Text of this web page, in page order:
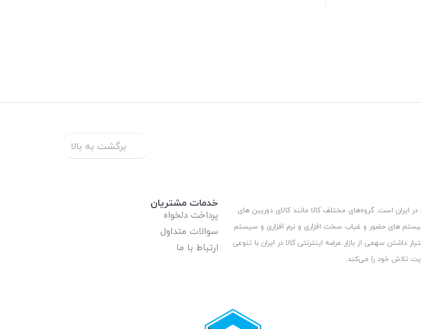
برگشت به بالا
است. گروه‏‏‌های مختلف کالا مانند کالای دوربین های
های حضور و غیاب سخت افزاری و نرم افزاری و سیستم
سهمی از بازار عرضه اینترنتی کالا در ایران با تنوعی
تلاش خود را می‌‏‏کند.
خدمات مشتریان
پرداخت دلخواه
سوالات متداول
ارتباط با ما